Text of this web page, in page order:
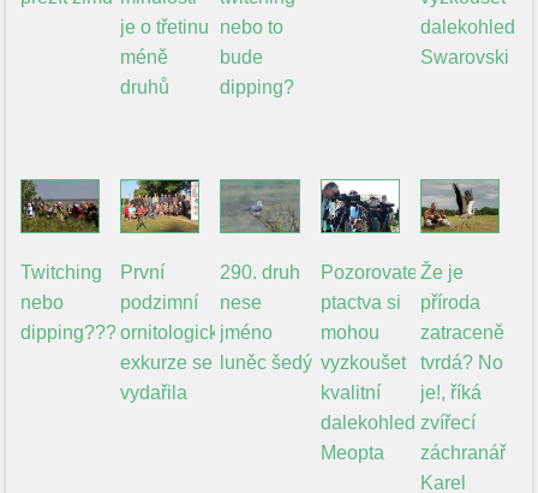
je o třetinu
méně
druhů
nebo to
bude
dipping?
dalekohledy
Swarovski
Twitching
nebo
dipping???
První
podzimní
ornitologická
exkurze se
vydařila
290. druh
nese
jméno
luněc šedý
Pozorovatelé
ptactva si
mohou
vyzkoušet
kvalitní
dalekohledy
Meopta
Že je
příroda
zatraceně
tvrdá? No
je!, říká
zvířecí
záchranář
Karel